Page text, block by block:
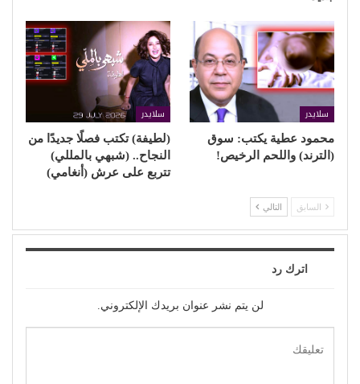
سلايدر
محمود عطية يكتب: سوق
(الترند) واللحم الرخيص!
سلايدر
(لطيفة) تكتب فصلًا جديدًا من
النجاح.. (شبهي بالمللي)
تتربع على عرش (أنغامي)
السابق التالي
اترك رد
لن يتم نشر عنوان بريدك الإلكتروني.